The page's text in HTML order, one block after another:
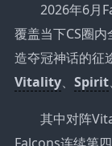
2026年6月
覆盖当下CS圈
造夺冠神话的征
Vitality、 Spirit、
其中对阵